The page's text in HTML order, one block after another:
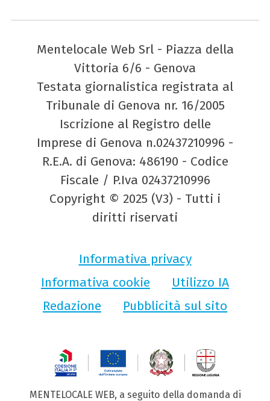
Mentelocale Web Srl - Piazza della
Vittoria 6/6 - Genova
Testata giornalistica registrata al
Tribunale di Genova nr. 16/2005
Iscrizione al Registro delle
Imprese di Genova n.02437210996 -
R.E.A. di Genova: 486190 - Codice
Fiscale / P.Iva 02437210996
Copyright © 2025 (V3) - Tutti i
diritti riservati
Informativa privacy
Informativa cookie
Utilizzo IA
Redazione
Pubblicità sul sito
MENTELOCALE WEB, a seguito della domanda di